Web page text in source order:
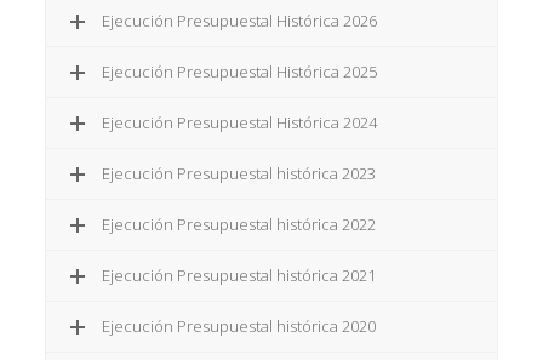
Ejecución Presupuestal Histórica 2026
Ejecución Presupuestal Histórica 2025
Ejecución Presupuestal Histórica 2024
Ejecución Presupuestal histórica 2023
Ejecución Presupuestal histórica 2022
Ejecución Presupuestal histórica 2021
Ejecución Presupuestal histórica 2020